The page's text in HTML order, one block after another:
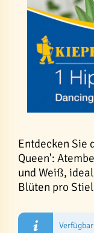
Entdecken Sie
Queen':
und Weiß,
Blüten pro